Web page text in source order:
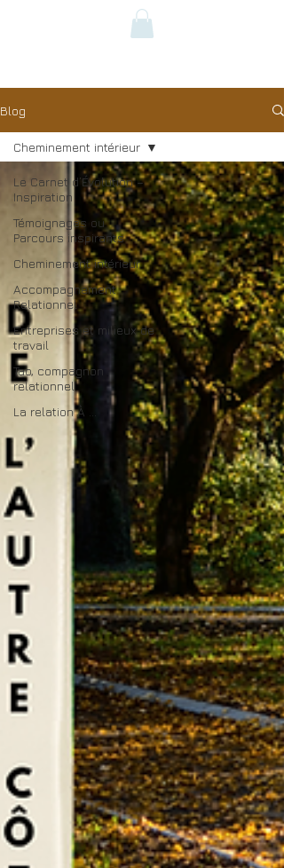
Blog
Le Carnet d’Évolution –
Inspiration
Témoignages ou
Parcours inspirants
Cheminement intérieur
Accompagnement
Relationnel
Entreprises et milieux de
travail
Tao, compagnon
relationnel
La relation À ...
Cheminement intérieur